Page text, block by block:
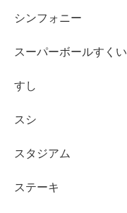
シンフォニー
スーパーボールすくい
すし
スシ
スタジアム
ステーキ